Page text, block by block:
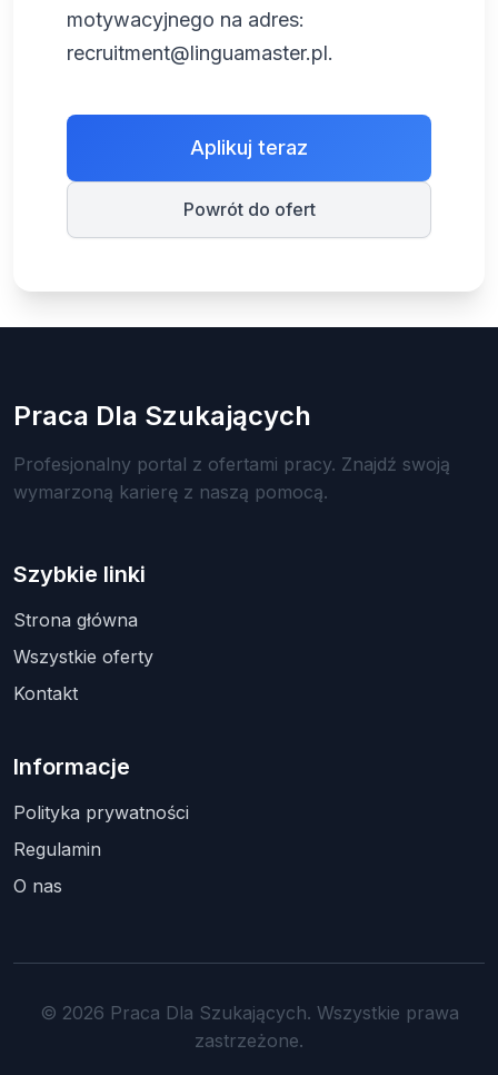
motywacyjnego na adres:
recruitment@linguamaster.pl.
Aplikuj teraz
Powrót do ofert
Praca Dla Szukających
Profesjonalny portal z ofertami pracy. Znajdź swoją
wymarzoną karierę z naszą pomocą.
Szybkie linki
Strona główna
Wszystkie oferty
Kontakt
Informacje
Polityka prywatności
Regulamin
O nas
© 2026 Praca Dla Szukających. Wszystkie prawa
zastrzeżone.